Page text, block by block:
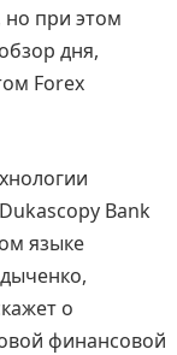
но при этом
дня,
Forex
Bank
языке
о
финансовой